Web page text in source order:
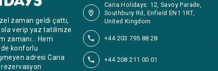
zaman geldi çattı,
verip yaz tatilinize
zamanı… Hem
konforlu
adresi Caria
rezervasyon
Caria Holidays: 12, Savoy Parade,
Southbury Rd, Enfield EN1 1RT,
United Kingdom
+44 203 795 88 28
+44 208 211 00 01